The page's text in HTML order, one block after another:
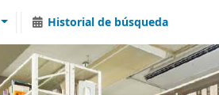
Historial de búsqueda